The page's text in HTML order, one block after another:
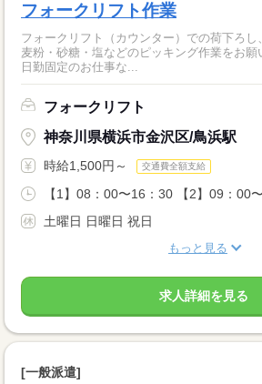
フォークリフト作業
フォークリフト（カウンター）での荷下ろ
麦粉・砂糖・塩などのピッキング作業をお
日勤固定のお仕事な...
フォークリフト
神奈川県横浜市金沢区/鳥浜駅
時給1,500円～ 交通費全額支給
【1】08：00〜16：30 【2】09：00
土曜日 日曜日 祝日
もっと見る
求人詳細を見る
[一般派遣]